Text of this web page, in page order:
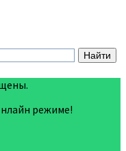
режиме!